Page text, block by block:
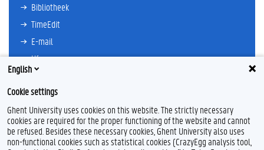
Bibliotheek
TimeEdit
E-mail
Ufora
Oasis
Research Explorer
English
Cookie settings
Ghent University uses cookies on this website. The strictly necessary
cookies are required for the proper functioning of the website and cannot
be refused. Besides these necessary cookies, Ghent University also uses
non-functional cookies such as statistical cookies (CrazyEgg analysis tool,